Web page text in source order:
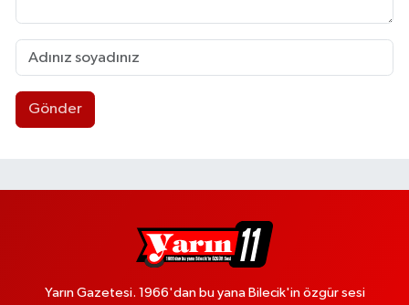
Gönder
Yarın Gazetesi. 1966'dan bu yana Bilecik'in özgür sesi